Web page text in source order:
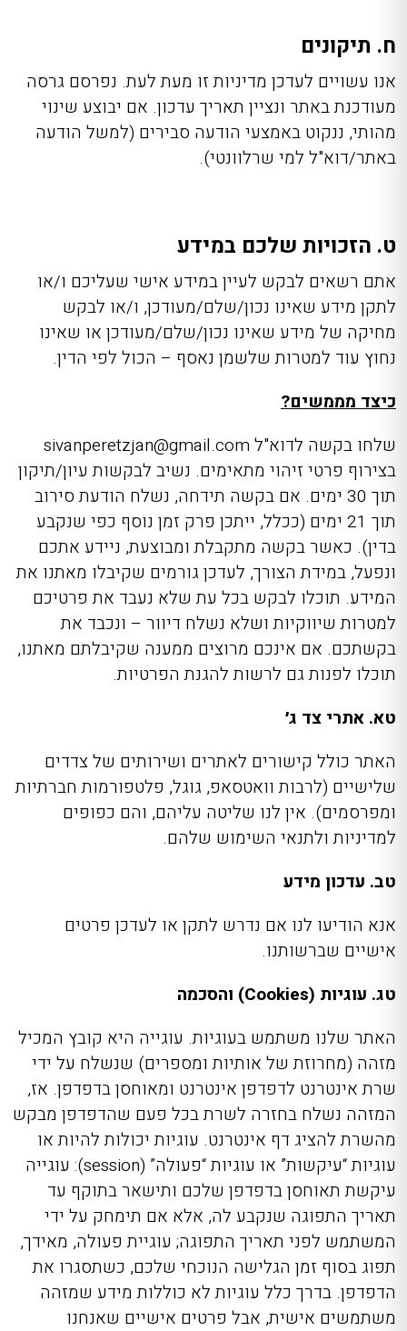
ח. תיקונים
אנו עשויים לעדכן מדיניות זו מעת לעת. נפרסם גרסה
מעודכנת באתר ונציין תאריך עדכון. אם יבוצע שינוי
מהותי, ננקוט באמצעי הודעה סבירים (למשל הודעה
באתר/דוא"ל למי שרלוונטי).
ט. הזכויות שלכם במידע
אתם רשאים לבקש לעיין במידע אישי שעליכם ו/או
לתקן מידע שאינו נכון/שלם/מעודכן, ו/או לבקש
מחיקה של מידע שאינו נכון/שלם/מעודכן או שאינו
נחוץ עוד למטרות שלשמן נאסף – הכול לפי הדין.
כיצד מממשים?
שלחו בקשה לדוא"ל sivanperetzjan@gmail.com
בצירוף פרטי זיהוי מתאימים. נשיב לבקשות עיון/תיקון
תוך 30 ימים. אם בקשה תידחה, נשלח הודעת סירוב
תוך 21 ימים (ככלל, ייתכן פרק זמן נוסף כפי שנקבע
בדין). כאשר בקשה מתקבלת ומבוצעת, ניידע אתכם
ונפעל, במידת הצורך, לעדכן גורמים שקיבלו מאתנו את
המידע. תוכלו לבקש בכל עת שלא נעבד את פרטיכם
למטרות שיווקיות ושלא נשלח דיוור – ונכבד את
בקשתכם. אם אינכם מרוצים ממענה שקיבלתם מאתנו,
תוכלו לפנות גם לרשות להגנת הפרטיות.
טא. אתרי צד ג׳
האתר כולל קישורים לאתרים ושירותים של צדדים
שלישיים (לרבות וואטסאפ, גוגל, פלטפורמות חברתיות
ומפרסמים). אין לנו שליטה עליהם, והם כפופים
למדיניות ולתנאי השימוש שלהם.
טב. עדכון מידע
אנא הודיעו לנו אם נדרש לתקן או לעדכן פרטים
אישיים שברשותנו.
טג. עוגיות (Cookies) והסכמה
האתר שלנו משתמש בעוגיות. עוגייה היא קובץ המכיל
מזהה (מחרוזת של אותיות ומספרים) שנשלח על ידי
שרת אינטרנט לדפדפן אינטרנט ומאוחסן בדפדפן. אז,
המזהה נשלח בחזרה לשרת בכל פעם שהדפדפן מבקש
מהשרת להציג דף אינטרנט. עוגיות יכולות להיות או
עוגיות “עיקשות” או עוגיות “פעולה” (session): עוגייה
עיקשת תאוחסן בדפדפן שלכם ותישאר בתוקף עד
תאריך התפוגה שנקבע לה, אלא אם תימחק על ידי
המשתמש לפני תאריך התפוגה; עוגיית פעולה, מאידך,
תפוג בסוף זמן הגלישה הנוכחי שלכם, כשתסגרו את
הדפדפן. בדרך כלל עוגיות לא כוללות מידע שמזהה
משתמשים אישית, אבל פרטים אישיים שאנחנו